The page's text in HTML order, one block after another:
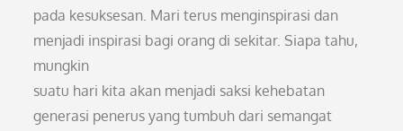
pada kesuksesan. Mari terus menginspirasi dan
menjadi inspirasi bagi orang di sekitar. Siapa tahu,
mungkin
suatu hari kita akan menjadi saksi kehebatan
generasi penerus yang tumbuh dari semangat